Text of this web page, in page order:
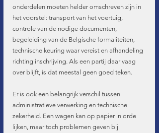
onderdelen moeten helder omschreven zijn in
het voorstel: transport van het voertuig,
controle van de nodige documenten,
begeleiding van de Belgische formaliteiten,
technische keuring waar vereist en afhandeling
richting inschrijving. Als een partij daar vaag
over blijft, is dat meestal geen goed teken.
Er is ook een belangrijk verschil tussen
administratieve verwerking en technische
zekerheid. Een wagen kan op papier in orde
lijken, maar toch problemen geven bij